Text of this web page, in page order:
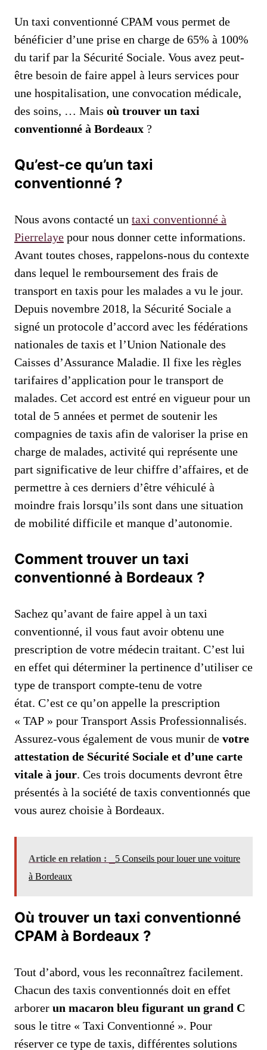
Un taxi conventionné CPAM vous permet de
bénéficier d’une prise en charge de 65% à 100%
du tarif par la Sécurité Sociale. Vous avez peut-
être besoin de faire appel à leurs services pour
une hospitalisation, une convocation médicale,
des soins, … Mais où trouver un taxi
conventionné à Bordeaux ?
Qu’est-ce qu’un taxi
conventionné ?
Nous avons contacté un taxi conventionné à
Pierrelaye pour nous donner cette informations.
Avant toutes choses, rappelons-nous du contexte
dans lequel le remboursement des frais de
transport en taxis pour les malades a vu le jour.
Depuis novembre 2018, la Sécurité Sociale a
signé un protocole d’accord avec les fédérations
nationales de taxis et l’Union Nationale des
Caisses d’Assurance Maladie. Il fixe les règles
tarifaires d’application pour le transport de
malades. Cet accord est entré en vigueur pour un
total de 5 années et permet de soutenir les
compagnies de taxis afin de valoriser la prise en
charge de malades, activité qui représente une
part significative de leur chiffre d’affaires, et de
permettre à ces derniers d’être véhiculé à
moindre frais lorsqu’ils sont dans une situation
de mobilité difficile et manque d’autonomie.
Comment trouver un taxi
conventionné à Bordeaux ?
Sachez qu’avant de faire appel à un taxi
conventionné, il vous faut avoir obtenu une
prescription de votre médecin traitant. C’est lui
en effet qui déterminer la pertinence d’utiliser ce
type de transport compte-tenu de votre
état. C’est ce qu’on appelle la prescription
« TAP » pour Transport Assis Professionnalisés.
Assurez-vous également de vous munir de votre
attestation de Sécurité Sociale et d’une carte
vitale à jour. Ces trois documents devront être
présentés à la société de taxis conventionnés que
vous aurez choisie à Bordeaux.
Article en relation :
5 Conseils pour louer une voiture
à Bordeaux
Où trouver un taxi conventionné
CPAM à Bordeaux ?
Tout d’abord, vous les reconnaîtrez facilement.
Chacun des taxis conventionnés doit en effet
arborer un macaron bleu figurant un grand C
sous le titre « Taxi Conventionné ». Pour
réserver ce type de taxis, différentes solutions